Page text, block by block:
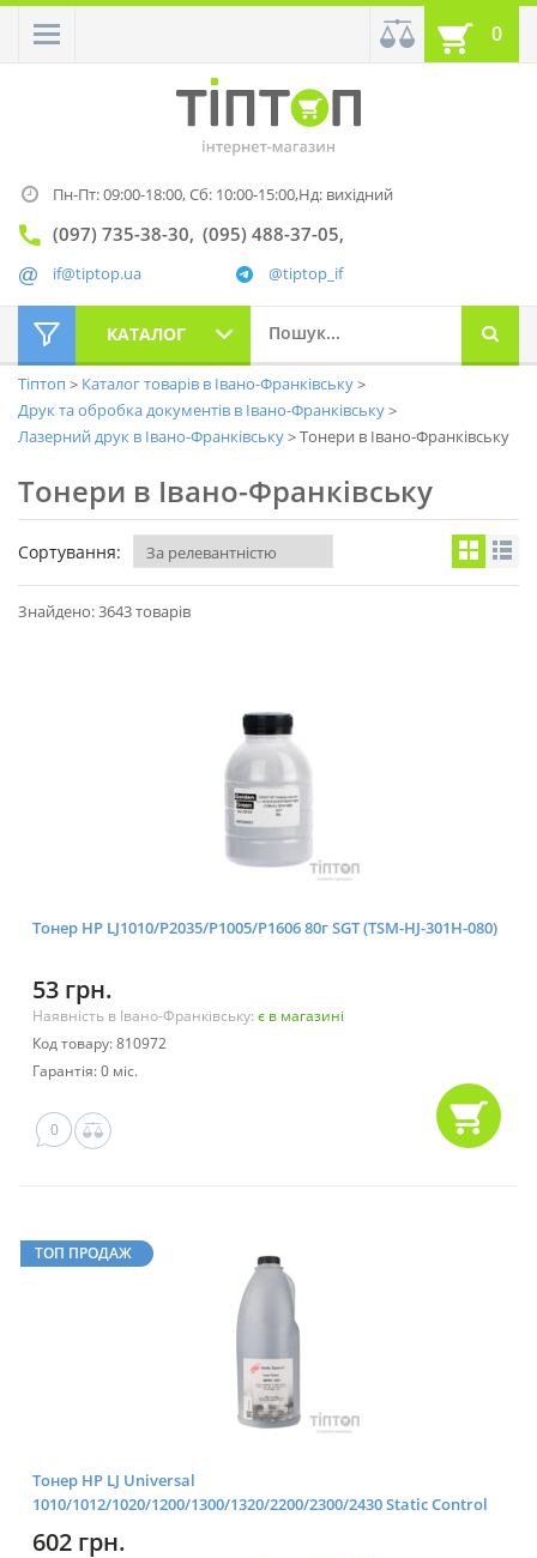
0
Пн-Пт: 09:00-18:00,Сб: 10:00-15:00,Нд: вихідний
(097) 735-38-30 (095) 488-37-05
@tiptop_if
if@tiptop.ua
КАТАЛОГ
Тіптоп
Каталог товарів в Івано-Франківську
Друк та обробка документів в Івано-Франківську
Лазерний друк в Івано-Франківську
Тонери в Івано-Франківську
Тонери в Івано-Франківську
Сортування:
Знайдено: 3643 товарів
Тонер HP LJ1010/P2035/P1005/P1606 80г SGT (TSM-HJ-301H-080)
53 грн.
Наявність в Івано-Франківську: є в магазині
Код товару: 810972
Гарантія: 0 міс.
0
ТОП ПРОДАЖ
Тонер HP LJ Universal
1010/1012/1020/1200/1300/1320/2200/2300/2430 Static Control
602 грн.